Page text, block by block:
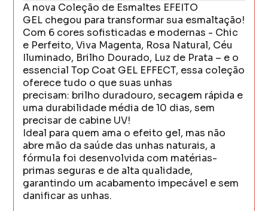
A nova Coleção de Esmaltes EFEITO
GEL chegou para transformar sua esmaltação!
Com 6 cores sofisticadas e modernas - Chic
e Perfeito, Viva Magenta, Rosa Natural, Céu
Iluminado, Brilho Dourado, Luz de Prata – e o
essencial Top Coat GEL EFFECT, essa coleção
oferece tudo o que suas unhas
precisam: brilho duradouro, secagem rápida e
uma durabilidade média de 10 dias, sem
precisar de cabine UV!
Ideal para quem ama o efeito gel, mas não
abre mão da saúde das unhas naturais, a
fórmula foi desenvolvida com matérias-
primas seguras e de alta qualidade,
garantindo um acabamento impecável e sem
danificar as unhas.